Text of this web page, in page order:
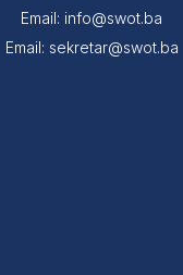
Email: info@swot.ba
Email: sekretar@swot.ba